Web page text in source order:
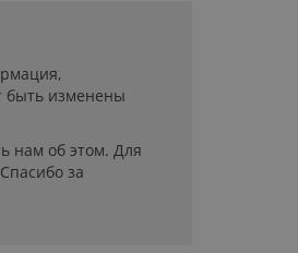
быть изменены
нам об этом. Для
за